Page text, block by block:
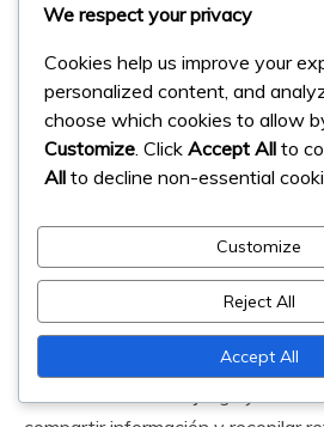
Estrategias de
desarrolladores
Una comunicación efectiva de los
respecto al Pase Mensual será
Actualizaciones regulares sobre
iniciativas comunitarias pueden
sentirse más conectados con el
Los desarrolladores pueden utilizar
We respect your privacy
Cookies help us improve your
personalized content, and
choose which cookies to allow
Customize . Click Accept All to
All to decline non-essential
Customize
Reject All
Accept All